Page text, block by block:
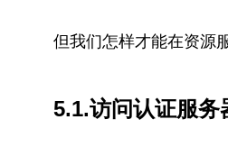
但我们怎样才能在资源
5.1.访问认证服务